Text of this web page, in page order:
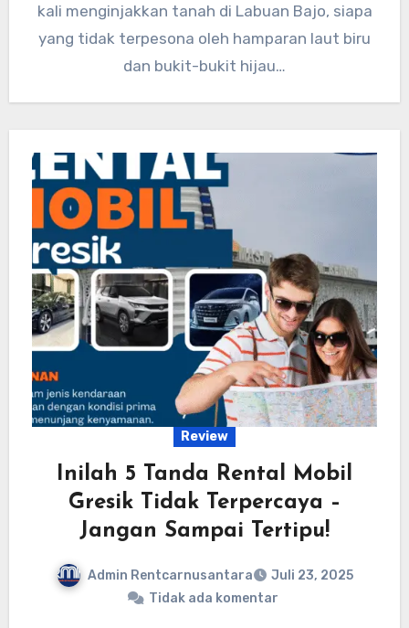
kali menginjakkan tanah di Labuan Bajo, siapa
yang tidak terpesona oleh hamparan laut biru
dan bukit-bukit hijau…
Review
Inilah 5 Tanda Rental Mobil
Gresik Tidak Terpercaya –
Jangan Sampai Tertipu!
Admin Rentcarnusantara
Juli 23, 2025
Tidak ada komentar